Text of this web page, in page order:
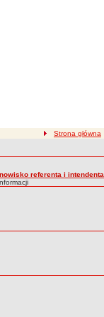
ścieżka nawigacji
Strona główna
referenta i intendenta